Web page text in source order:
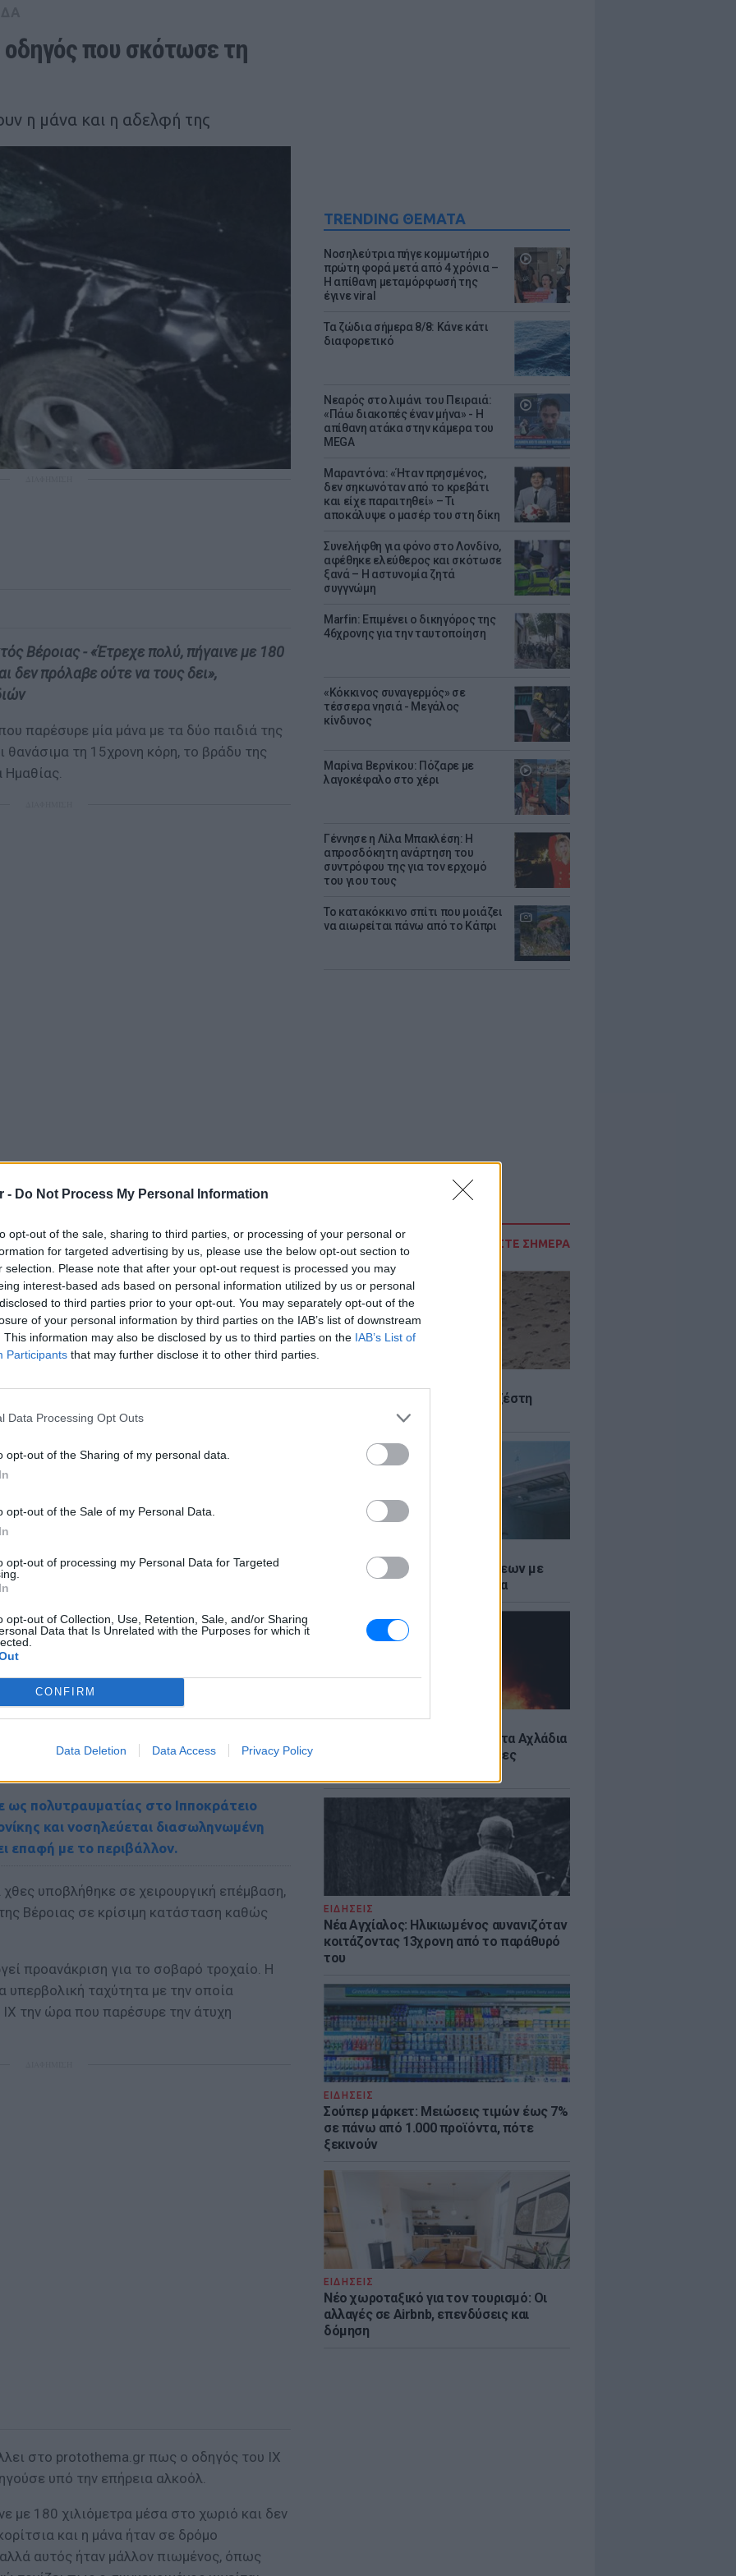
- Do Not Process My Personal Information
opt-out of the sale, sharing to third parties, or processing of your personal or
for targeted advertising by us, please use the below opt-out section to
selection. Please note that after your opt-out request is processed you may
interest-based ads based on personal information utilized by us or personal
to third parties prior to your opt-out. You may separately opt-out of the
of your personal information by third parties on the IAB’s list of downstream
This information may also be disclosed by us to third parties on the IAB’s List of
Participants that may further disclose it to other third parties.
Data Processing Opt Outs
opt-out of the Sharing of my personal data.
opt-out of the Sale of my Personal Data.
opt-out of processing my Personal Data for Targeted
opt-out of Collection, Use, Retention, Sale, and/or Sharing
Data that Is Unrelated with the Purposes for which it
CONFIRM
Data Deletion Data Access Privacy Policy
TRENDING ΘΕΜΑΤΑ
Νοσηλεύτρια πήγε κομμωτήριο
πρώτη φορά μετά από 4 χρόνια –
Η απίθανη μεταμόρφωσή της
έγινε viral
Τα ζώδια σήμερα 8/8: Κάνε κάτι
διαφορετικό
Νεαρός στο λιμάνι του Πειραιά:
«Πάω διακοπές έναν μήνα» - Η
απίθανη ατάκα στην κάμερα του
MEGA
Μαραντόνα: «Ήταν πρησμένος,
δεν σηκωνόταν από το κρεβάτι
και είχε παραιτηθεί» – Τι
αποκάλυψε ο μασέρ του στη δίκη
Συνελήφθη για φόνο στο Λονδίνο,
αφέθηκε ελεύθερος και σκότωσε
ξανά – Η αστυνομία ζητά
συγγνώμη
Marfin: Επιμένει ο δικηγόρος της
46χρονης για την ταυτοποίηση
«Κόκκινος συναγερμός» σε
τέσσερα νησιά - Μεγάλος
κίνδυνος
Μαρίνα Βερνίκου: Πόζαρε με
λαγοκέφαλο στο χέρι
Γέννησε η Λίλα Μπακλέση: Η
απροσδόκητη ανάρτηση του
συντρόφου της για τον ερχομό
του γιου τους
Το κατακόκκινο σπίτι που μοιάζει
να αιωρείται πάνω από το Κάπρι
ΔΙΑΒΑΣΤΕ ΣΗΜΕΡΑ
Καιρός: Πού θα «χτυπήσει» η ζέστη
Αύγουστος: Ρεκόρ Αναχωρήσεων με
56.000 Ταξιδιώτες στα Λιμάνια
ΕΙΔΗΣΕΙΣ
Σητεία: Υπό έλεγχο η φωτιά στα Αχλάδια
– Σε επιφυλακή η Κρήτη για νέες
ΕΙΔΗΣΕΙΣ
Νέα Αγχίαλος: Ηλικιωμένος αυνανιζόταν
κοιτάζοντας 13χρονη από το παράθυρό
του
ΕΙΔΗΣΕΙΣ
Σούπερ μάρκετ: Μειώσεις τιμών έως 7%
σε πάνω από 1.000 προϊόντα, πότε
ξεκινούν
ΕΙΔΗΣΕΙΣ
Νέο χωροταξικό για τον τουρισμό: Οι
αλλαγές σε Airbnb, επενδύσεις και
δόμηση
που σκότωσε τη
η μάνα και η αδελφή της
Βέροιας - «Έτρεχε πολύ, πήγαινε με 180
δεν πρόλαβε ούτε να τους δει»,
παρέσυρε μία μάνα με τα δύο παιδιά της
θανάσιμα τη 15χρονη κόρη, το βράδυ της
για να τον βρουν, ενώ
φύγει εκτός Βέροιας.
και φίλοι της αποχαιρέτησαν την
Ιερό Ναό του Αγίου Αθανασίου όπου έγινε η
παιδιού ο οποίος κηδεύσε το παιδί του
και η 37χρονη σύζυγός του
στο νοσοκομείο.
πολυτραυματίας στο Ιπποκράτειο
και νοσηλεύεται διασωληνωμένη
επαφή με το περιβάλλον.
υποβλήθηκε σε χειρουργική επέμβαση,
Βέροιας σε κρίσιμη κατάσταση καθώς
προανάκριση για το σοβαρό τροχαίο. Η
υπερβολική ταχύτητα με την οποία
την ώρα που παρέσυρε την άτυχη
στο protothema.gr πως ο οδηγός του ΙΧ
υπό την επήρεια αλκοόλ.
με 180 χιλιόμετρα μέσα στο χωριό και δεν
και η μάνα ήταν σε δρόμο
αυτός ήταν μάλλον πιωμένος, όπως